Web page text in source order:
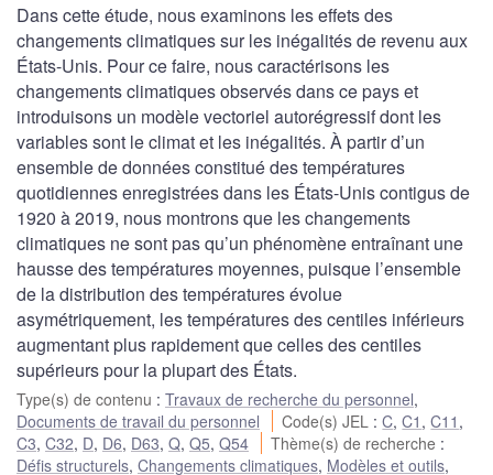
Dans cette étude, nous examinons les effets des
changements climatiques sur les inégalités de revenu aux
États-Unis. Pour ce faire, nous caractérisons les
changements climatiques observés dans ce pays et
introduisons un modèle vectoriel autorégressif dont les
variables sont le climat et les inégalités. À partir d’un
ensemble de données constitué des températures
quotidiennes enregistrées dans les États-Unis contigus de
1920 à 2019, nous montrons que les changements
climatiques ne sont pas qu’un phénomène entraînant une
hausse des températures moyennes, puisque l’ensemble
de la distribution des températures évolue
asymétriquement, les températures des centiles inférieurs
augmentant plus rapidement que celles des centiles
supérieurs pour la plupart des États.
Type(s) de contenu : Travaux de recherche du personnel,
Documents de travail du personnel
Code(s) JEL :C,C1 ,C11 ,
C3, C32, D, D6, D63, Q, Q5, Q54 Thème(s) de recherche :
Défis structurels, Changements climatiques, Modèles et outils,